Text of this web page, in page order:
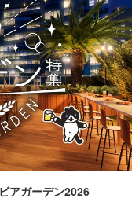
アガーデン2026